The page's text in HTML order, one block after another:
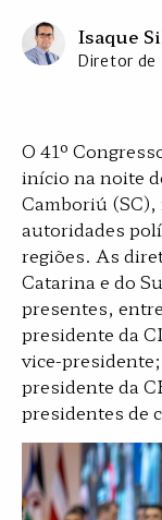
Isaque
Diretor de
O 41º
início na noite
Camboriú
autoridades
regiões. As
Catarina e do
presentes,
presidente da
vice-
presidente da
presidentes de